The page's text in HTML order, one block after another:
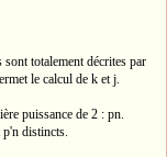
totalement décrites par
le calcul de k et j.
puissance de 2 : pn.
distincts.